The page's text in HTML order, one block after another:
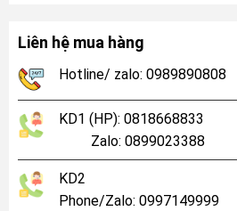
Liên hệ mua hàng
Hotline/ zalo: 0989890808
KD1 (HP): 0818668833
Zalo: 0899023388
KD2
Phone/Zalo: 0997149999